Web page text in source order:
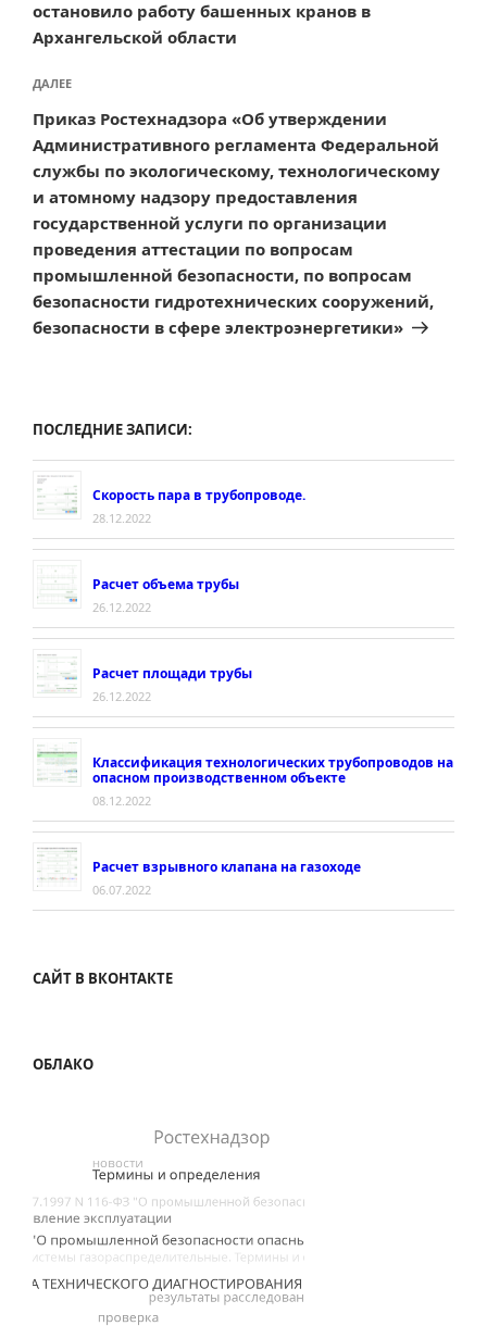
остановило работу башенных кранов в
Архангельской области
Следующая
запись
ДАЛЕЕ
Приказ Ростехнадзора «Об утверждении
Административного регламента Федеральной
службы по экологическому, технологическому
и атомному надзору предоставления
государственной услуги по организации
проведения аттестации по вопросам
промышленной безопасности, по вопросам
безопасности гидротехнических сооружений,
безопасности в сфере электроэнергетики»
ПОСЛЕДНИЕ ЗАПИСИ:
Скорость пара в трубопроводе.
28.12.2022
Расчет объема трубы
26.12.2022
Расчет площади трубы
26.12.2022
Классификация технологических трубопроводов на
опасном производственном объекте
08.12.2022
Расчет взрывного клапана на газоходе
06.07.2022
САЙТ В ВКОНТАКТЕ
ОБЛАКО